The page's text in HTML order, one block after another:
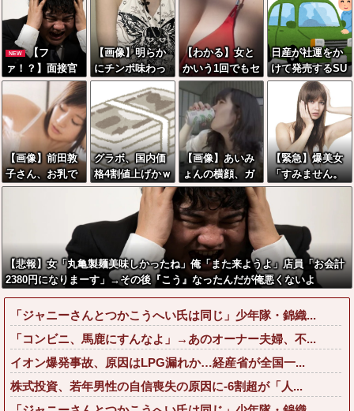
NEW
【フ
ァ！？】面接官
「日本に刀鍛冶
は何人いるか推
定してくださ
い」 俺「188
人です」 面接
官「どういう風
に考えました
この後『こう』
なったんだがマ
ジで納得いかな
い！！！！！
【画像】明らか
にチンポ味わっ
た後のメスガ
キ、変化を遂げ
る
【わかる】女と
かいう1回でもセ
ックスしたらち
ょろい生物www
www
日産が社運をか
けて発売するSU
Vｗｗｗｗｗｗ
【画像】前田敦
子さん、お乳で
男の子をパイズ
グラボ、国内価
格4割値上げかｗ
ｗｗｗｗｗｗｗ
ｗｗｗｗｗｗｗ
ｗ
【画像】あいみ
ょんの横顔、ガ
チでヌけると話
題にwwww
【緊急】爆美女
「すみません。
砲弾3つ持ってき
「！？」自衛隊
「！？」→結果
w w w w w w w
w
【悲報】女「丸亀製麺美味しかったね」俺「また来ようよ」店員「お会計
2380円になりまーす」→その後『こう』なったんだが俺悪くないよ
な？？？？？？？？
「ジャニーさんとつかこうへい氏は同じ」少年隊・錦織...
「コンビニ、馬鹿にすんなよ」→あのオーナー夫婦、不...
イオン爆発事故、原因はLPG漏れか…経産省が全国一...
株式投資、若年男性の自信喪失の原因に-6割超が「人...